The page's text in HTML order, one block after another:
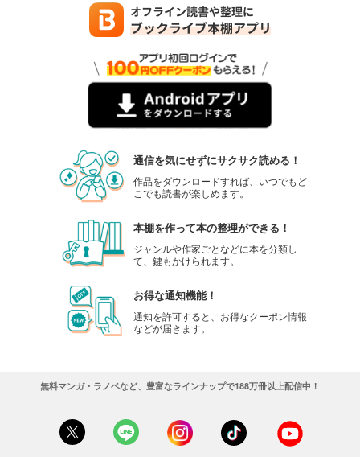
通信を気にせずにサクサク読める！
作品をダウンロードすれば、いつでもど
こでも読書が楽しめます。
本棚を作って本の整理ができる！
ジャンルや作家ごとなどに本を分類し
て、鍵もかけられます。
お得な通知機能！
通知を許可すると、お得なクーポン情報
などが届きます。
無料マンガ・ラノベなど、豊富なラインナップで188万冊以上配信中！